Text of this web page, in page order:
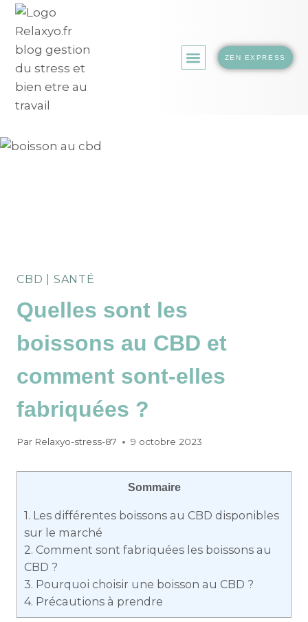
ZEN EXPRESS
CBD SANTÉ
Quelles sont les
boissons au CBD et
comment sont-elles
fabriquées ?
Par Relaxyo-stress-87 9 octobre 2023
Sommaire
1. Les différentes boissons au CBD disponibles
sur le marché
2. Comment sont fabriquées les boissons au
CBD ?
3. Pourquoi choisir une boisson au CBD ?
4. Précautions à prendre